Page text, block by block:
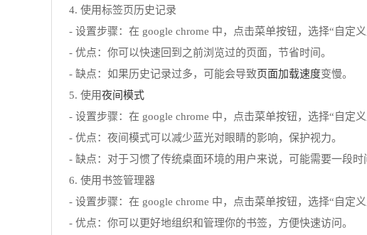
4. 使用标签页历史记录
- 设置步骤：在 google chrome 中，点击菜单按钮，选择“自定
- 优点：你可以快速回到之前浏览过的页面，节省时间。
- 缺点：如果历史记录过多，可能会导致页面加载速度变慢。
5. 使用夜间模式
- 设置步骤：在 google chrome 中，点击菜单按钮，选择“自定
- 优点：夜间模式可以减少蓝光对眼睛的影响，保护视力。
- 缺点：对于习惯了传统桌面环境的用户来说，可能需要一段时
6. 使用书签管理器
- 设置步骤：在 google chrome 中，点击菜单按钮，选择“自定
- 优点：你可以更好地组织和管理你的书签，方便快速访问。